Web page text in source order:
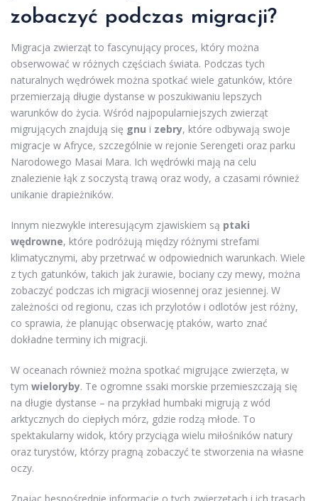
zobaczyć podczas migracji?
Migracja zwierząt to fascynujący proces, który można
obserwować w różnych częściach świata. Podczas tych
naturalnych wędrówek można spotkać wiele gatunków, które
przemierzają długie dystanse w poszukiwaniu lepszych
warunków do życia. Wśród najpopularniejszych zwierząt
migrujących znajdują się gnu i zebry, które odbywają swoje
migracje w Afryce, szczególnie w rejonie Serengeti oraz parku
Narodowego Masai Mara. Ich wędrówki mają na celu
znalezienie łąk z soczystą trawą oraz wody, a czasami również
unikanie drapieżników.
Innym niezwykle interesującym zjawiskiem są ptaki
wędrowne, które podróżują między różnymi strefami
klimatycznymi, aby przetrwać w odpowiednich warunkach. Wiele
z tych gatunków, takich jak żurawie, bociany czy mewy, można
zobaczyć podczas ich migracji wiosennej oraz jesiennej. W
zależności od regionu, czas ich przylotów i odlotów jest różny,
co sprawia, że planując obserwację ptaków, warto znać
dokładne terminy ich migracji.
W oceanach również można spotkać migrujące zwierzęta, w
tym wieloryby. Te ogromne ssaki morskie przemieszczają się
na długie dystanse – na przykład humbaki migrują z wód
arktycznych do ciepłych mórz, gdzie rodzą młode. To
spektakularny widok, który przyciąga wielu miłośników natury
oraz turystów, którzy pragną zobaczyć te stworzenia na własne
oczy.
Znając bespośrednie informacje o tych zwierzętach i ich trasach